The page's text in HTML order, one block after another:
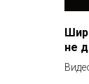
не